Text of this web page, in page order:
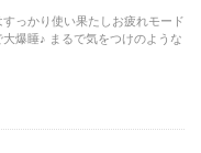
っかり使い果たしお疲れモード
爆睡♪ まるで気をつけのような